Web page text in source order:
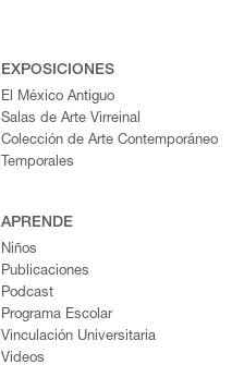
EXPOSICIONES
El México Antiguo
Salas de Arte Virreinal
Colección de Arte Contemporáneo
Temporales
APRENDE
Niños
Publicaciones
Podcast
Programa Escolar
Vinculación Universitaria
Videos